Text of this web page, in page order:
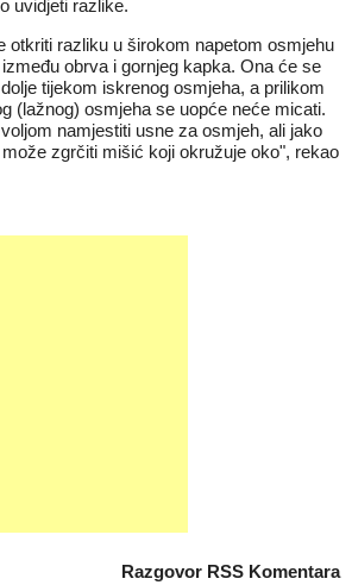
uvidjeti razlike.
otkriti razliku u širokom napetom osmjehu
obrva i gornjeg kapka. Ona će se
tijekom iskrenog osmjeha, a prilikom
(lažnog) osmjeha se uopće neće micati.
namjestiti usne za osmjeh, ali jako
zgrčiti mišić koji okružuje oko", rekao
Razgovor RSS Komentara